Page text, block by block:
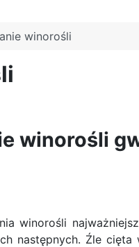
winorośli
winorośli
winorośli
następnych. Źle